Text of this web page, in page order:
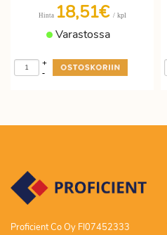
Hinta 18,51€ / kpl
Varastossa
-
+
Proficient Co Oy FI07452333